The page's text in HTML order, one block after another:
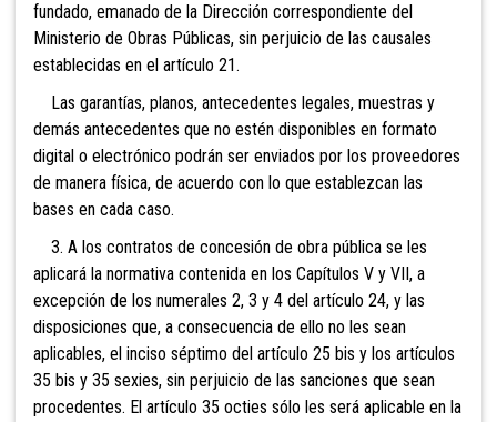
fundado, emanado de la Dirección correspondiente del
Ministerio de Obras Públicas, sin perjuicio de las causales
establecidas en el artículo 21.
Las garantías, planos, antecedentes legales, muestras y
demás antecedentes que no estén disponibles en formato
digital o electrónico podrán ser enviados por los proveedores
de manera física, de acuerdo con lo que establezcan las
bases en cada caso.
3. A los contratos de concesión de obra pública se les
aplicará la normativa contenida en los Capítulos V y VII, a
excepción de los numerales 2, 3 y 4 del artículo 24, y las
disposiciones que, a consecuencia de ello no les sean
aplicables, el inciso séptimo del artículo 25 bis y los artículos
35 bis y 35 sexies, sin perjuicio de las sanciones que sean
procedentes. El artículo 35 octies sólo les será aplicable en la